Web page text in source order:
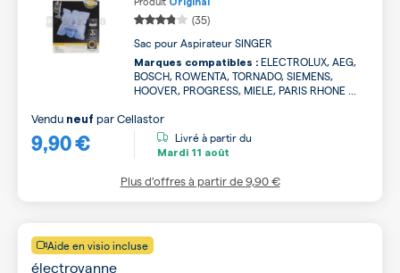
Original
(35)
Sac pour Aspirateur SINGER
Marques compatibles : ELECTROLUX, AEG,
BOSCH, ROWENTA, TORNADO, SIEMENS,
HOOVER, PROGRESS, MIELE, PARIS RHONE ...
9,90 €
Vendu neuf parCellastor
Livré à partir du
Mardi 11 août
Plus d’offres à partir de9,90 €
Aide en visio incluse
électrovanne